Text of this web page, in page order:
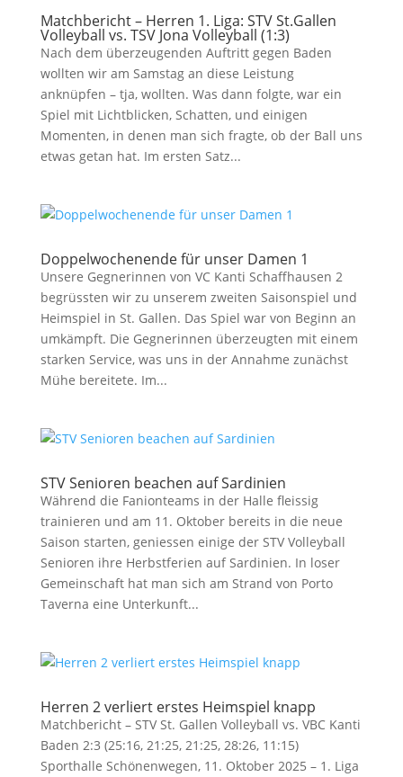
Matchbericht – Herren 1. Liga: STV St.Gallen
Volleyball vs. TSV Jona Volleyball (1:3)
Nach dem überzeugenden Auftritt gegen Baden
wollten wir am Samstag an diese Leistung
anknüpfen – tja, wollten. Was dann folgte, war ein
Spiel mit Lichtblicken, Schatten, und einigen
Momenten, in denen man sich fragte, ob der Ball uns
etwas getan hat. Im ersten Satz...
Doppelwochenende für unser Damen 1
Unsere Gegnerinnen von VC Kanti Schaffhausen 2
begrüssten wir zu unserem zweiten Saisonspiel und
Heimspiel in St. Gallen. Das Spiel war von Beginn an
umkämpft. Die Gegnerinnen überzeugten mit einem
starken Service, was uns in der Annahme zunächst
Mühe bereitete. Im...
STV Senioren beachen auf Sardinien
Während die Fanionteams in der Halle fleissig
trainieren und am 11. Oktober bereits in die neue
Saison starten, geniessen einige der STV Volleyball
Senioren ihre Herbstferien auf Sardinien. In loser
Gemeinschaft hat man sich am Strand von Porto
Taverna eine Unterkunft...
Herren 2 verliert erstes Heimspiel knapp
Matchbericht – STV St. Gallen Volleyball vs. VBC Kanti
Baden 2:3 (25:16, 21:25, 21:25, 28:26, 11:15)
Sporthalle Schönenwegen, 11. Oktober 2025 – 1. Liga